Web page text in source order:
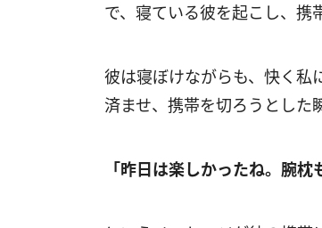
で、寝ている彼を起こし、携
彼は寝ぼけながらも、快く私
済ませ、携帯を切ろうとした
「昨日は楽しかったね。腕枕